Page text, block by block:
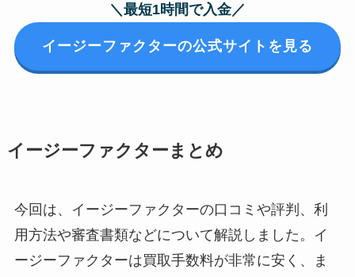
＼最短1時間で入金／
イージーファクターの公式サイトを見る
イージーファクターまとめ
今回は、イージーファクターの口コミや評判、利
用方法や審査書類などについて解説しました。イ
ージーファクターは買取手数料が非常に安く、ま